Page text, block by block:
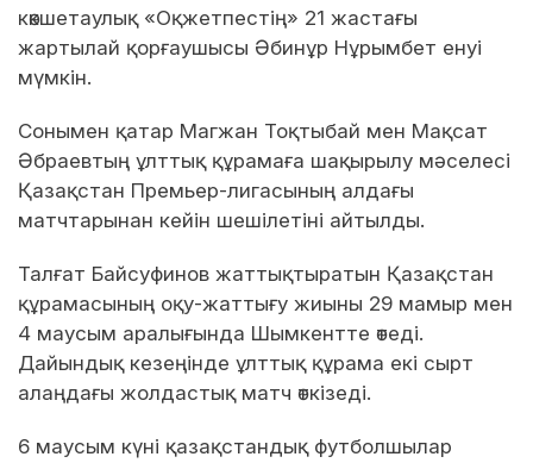
көкшетаулық «Оқжетпестің» 21 жастағы
жартылай қорғаушысы Әбинұр Нұрымбет енуі
мүмкін.
Сонымен қатар Магжан Тоқтыбай мен Мақсат
Әбраевтың ұлттық құрамаға шақырылу мәселесі
Қазақстан Премьер-лигасының алдағы
матчтарынан кейін шешілетіні айтылды.
Талғат Байсуфинов жаттықтыратын Қазақстан
құрамасының оқу-жаттығу жиыны 29 мамыр мен
4 маусым аралығында Шымкентте өтеді.
Дайындық кезеңінде ұлттық құрама екі сырт
алаңдағы жолдастық матч өткізеді.
6 маусым күні қазақстандық футболшылар